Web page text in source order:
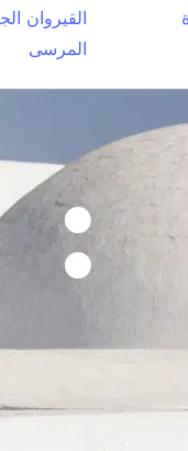
القيروان
المرسى